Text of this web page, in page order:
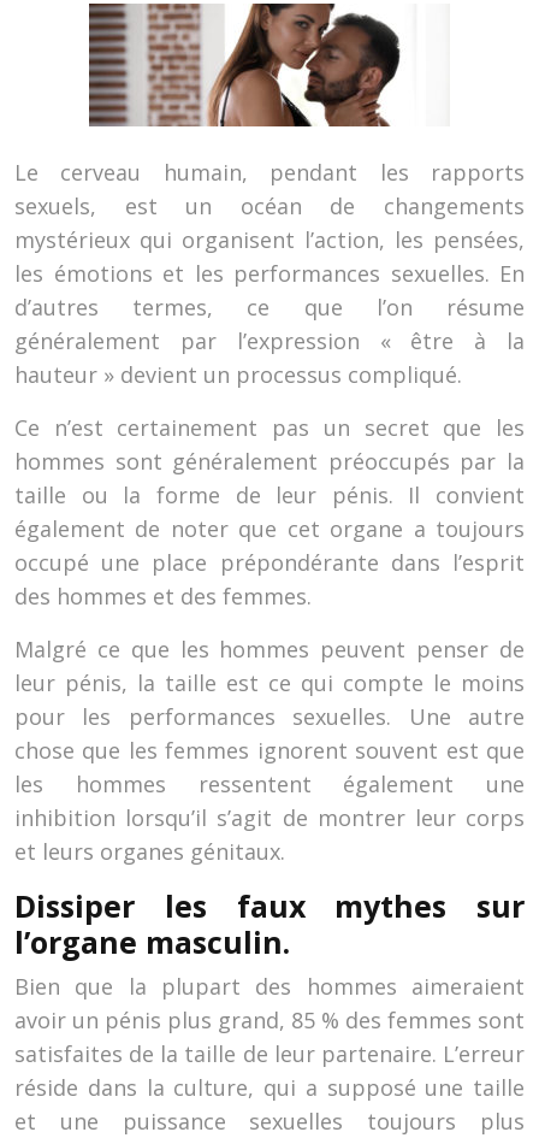
Le cerveau humain, pendant les rapports
sexuels, est un océan de changements
mystérieux qui organisent l’action, les pensées,
les émotions et les performances sexuelles. En
d’autres termes, ce que l’on résume
généralement par l’expression « être à la
hauteur » devient un processus compliqué.
Ce n’est certainement pas un secret que les
hommes sont généralement préoccupés par la
taille ou la forme de leur pénis. Il convient
également de noter que cet organe a toujours
occupé une place prépondérante dans l’esprit
des hommes et des femmes.
Malgré ce que les hommes peuvent penser de
leur pénis, la taille est ce qui compte le moins
pour les performances sexuelles. Une autre
chose que les femmes ignorent souvent est que
les hommes ressentent également une
inhibition lorsqu’il s’agit de montrer leur corps
et leurs organes génitaux.
Dissiper les faux mythes sur
l’organe masculin.
Bien que la plupart des hommes aimeraient
avoir un pénis plus grand, 85 % des femmes sont
satisfaites de la taille de leur partenaire. L’erreur
réside dans la culture, qui a supposé une taille
et une puissance sexuelles toujours plus